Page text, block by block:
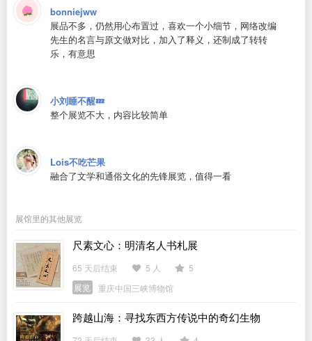
bonniejww
展品不多，仍然用心布置过，喜欢一个小细节，网络改编
先生的名言与原文做对比，加入了释义，还制成了转转
乐，有意思
小刘睡不醒💤
整个展览不大，内容比较简单
Lois不吃芒果
融合了文学和通俗文化的先锋展览，值得一看
展馆里的其他展览
尺素文心：明清名人书札展
65 天后结束 5 人
5
展览
重庆中国三峡博物馆
跨越山海：寻找东西方传说中的奇幻生物